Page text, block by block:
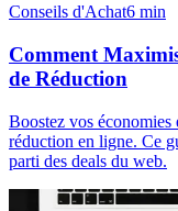
Conseils d'Achat6 min
Comment
de Réduction
Boostez vos économies
réduction en ligne. Ce
parti des deals du web.